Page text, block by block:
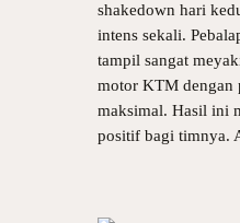
shakedown hari
intens sekali.
tampil sangat
motor KTM dengan
maksimal. Hasil ini
positif bagi